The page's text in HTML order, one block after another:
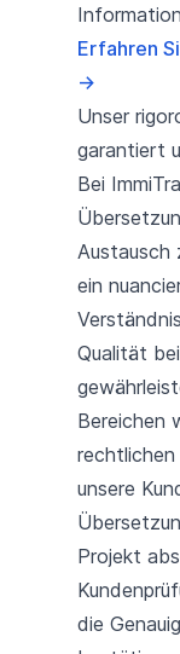
Erfahren
→
Unser
garantiert
Bei
Austausch
ein
Qualität
Bereichen
unsere
Projekt
die